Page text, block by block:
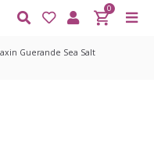
0
Guerande Sea Salt